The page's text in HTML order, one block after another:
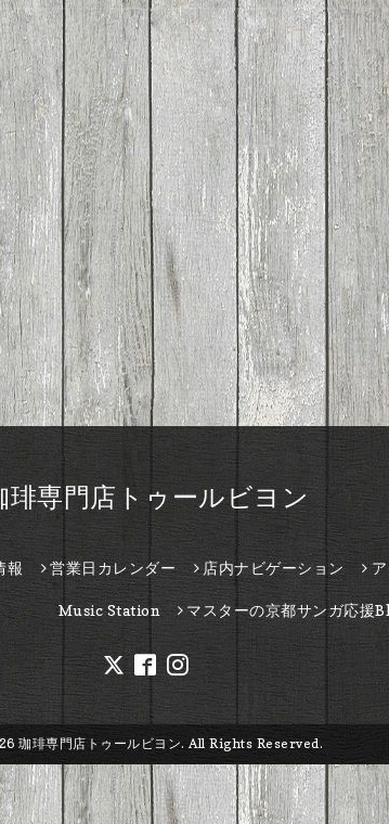
琲専門店トゥールビヨン
報 営業日カレンダー 店内ナビゲーション
Music Station マスターの京都サンガ応援
珈琲専門店トゥールビヨン. All Rights Reserved.